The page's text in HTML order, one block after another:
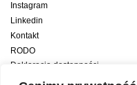
Instagram
Linkedin
Kontakt
RODO
Deklaracja dostępności
Deklaracja dostępności cyfrowej